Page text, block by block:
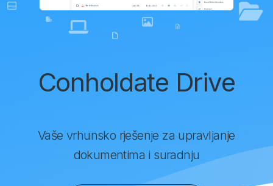
Conholdate Drive
Vaše vrhunsko rješenje za upravljanje
dokumentima i suradnju